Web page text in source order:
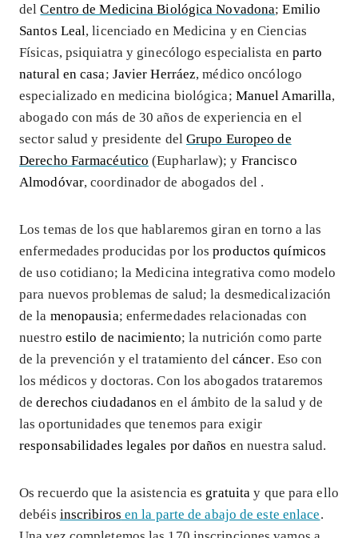
delCentro de Medicina Biológica Novadona;Emilio
Santos Leal, licenciado en Medicina y en Ciencias
Físicas, psiquiatra y ginecólogo especialista en parto
natural en casa; Javier Herráez, médico oncólogo
especializado en medicina biológica; Manuel Amarilla,
abogado con más de 30 años de experiencia en el
sector salud y presidente delGrupo Europeo de
Derecho Farmacéutico (Eupharlaw); y Francisco
Almodóvar, coordinador de abogados del .
Los temas de los que hablaremos giran en torno a las
enfermedades producidas por losproductos químicos
de uso cotidiano; la Medicina integrativa como modelo
para nuevos problemas de salud; la desmedicalización
de la menopausia; enfermedades relacionadas con
nuestro estilo de nacimiento; la nutrición como parte
de la prevención y el tratamiento del cáncer. Eso con
los médicos y doctoras. Con los abogados trataremos
dederechos ciudadanos en el ámbito de la salud y de
las oportunidades que tenemos para exigir
responsabilidades legales por daños en nuestra salud.
Os recuerdo que la asistencia es gratuita y que para ello
debéis inscribiros en la parte de abajo de este enlace.